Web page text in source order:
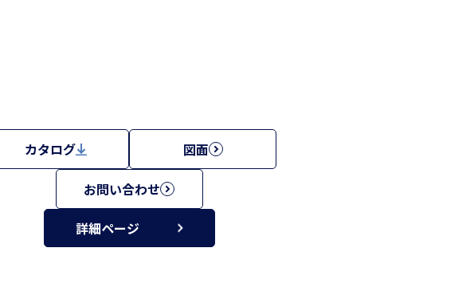
カタログ 図面
お問い合わせ
詳細ページ